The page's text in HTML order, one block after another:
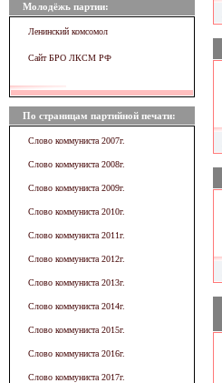
Молодёжь партии:
Ленинский комсомол
Сайт БРО ЛКСМ РФ
По страницам партийной печати:
Слово коммуниста 2007г.
Слово коммуниста 2008г.
Слово коммуниста 2009г.
Слово коммуниста 2010г.
Слово коммуниста 2011г.
Слово коммуниста 2012г.
Слово коммуниста 2013г.
Слово коммуниста 2014г.
Слово коммуниста 2015г.
Слово коммуниста 2016г.
Слово коммуниста 2017г.